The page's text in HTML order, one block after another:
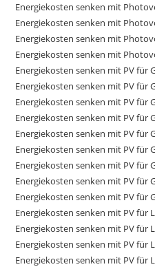
Energiekosten senken mit
Energiekosten senken mit
Energiekosten senken mit
Energiekosten senken mit
Energiekosten senken mit PV für
Energiekosten senken mit PV für
Energiekosten senken mit PV für
Energiekosten senken mit PV für
Energiekosten senken mit PV für
Energiekosten senken mit PV für
Energiekosten senken mit PV für
Energiekosten senken mit PV für
Energiekosten senken mit PV für
Energiekosten senken mit PV für
Energiekosten senken mit PV für
Energiekosten senken mit PV für
Energiekosten senken mit PV für